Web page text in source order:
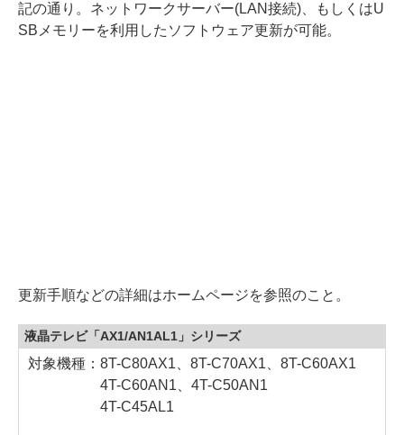
記の通り。ネットワークサーバー(LAN接続)、もしくはU
SBメモリーを利用したソフトウェア更新が可能。
更新手順などの詳細はホームページを参照のこと。
液晶テレビ「AX1/AN1AL1」シリーズ
対象機種：8T-C80AX1、8T-C70AX1、8T-C60AX1
4T-C60AN1、4T-C50AN1
4T-C45AL1